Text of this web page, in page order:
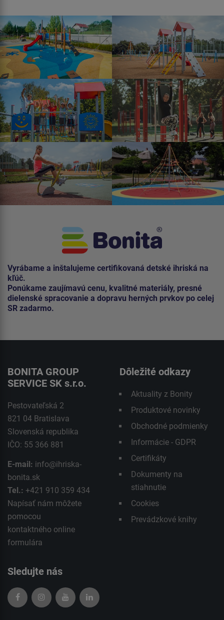
Vyrábame a inštalujeme certifikovaná detské ihriská na
kľúč.
Ponúkame zaujímavú cenu, kvalitné materiály, presné
dielenské spracovanie a dopravu herných prvkov po celej
SR zadarmo.
BONITA GROUP
SERVICE SK s.r.o.
Pestovateľská 2
821 04 Bratislava
Slovenská republika
IČO: 55 366 881
E-mail: info@ihriska-
bonita.sk
Tel.: +421 910 359 434
Napísať nám môžete
pomocou
kontaktného online
formulára
Dôležité odkazy
Aktuality z Bonity
Produktové novinky
Obchodné podmienky
Informácie - GDPR
Certifikáty
Dokumenty na
stiahnutie
Cookies
Prevádzkové knihy
Sledujte nás